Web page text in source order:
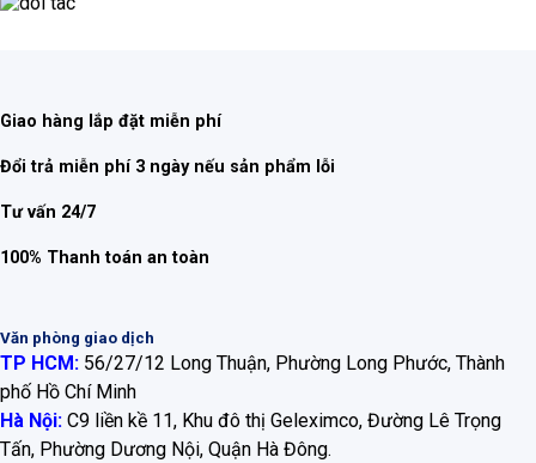
Giao hàng lắp đặt miễn phí
Đổi trả miễn phí 3 ngày nếu sản phẩm lỗi
Tư vấn 24/7
100% Thanh toán an toàn
Văn phòng giao dịch
TP HCM: 56/27/12 Long Thuận, Phường Long Phước, Thành
phố Hồ Chí Minh
Hà Nội: C9 liền kề 11, Khu đô thị Geleximco, Đường Lê Trọng
Tấn, Phường Dương Nội, Quận Hà Đông.